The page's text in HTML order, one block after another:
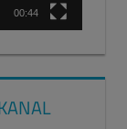
00:44